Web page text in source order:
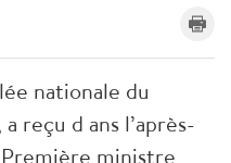
nationale du
reçu d ans l’après-
ministre